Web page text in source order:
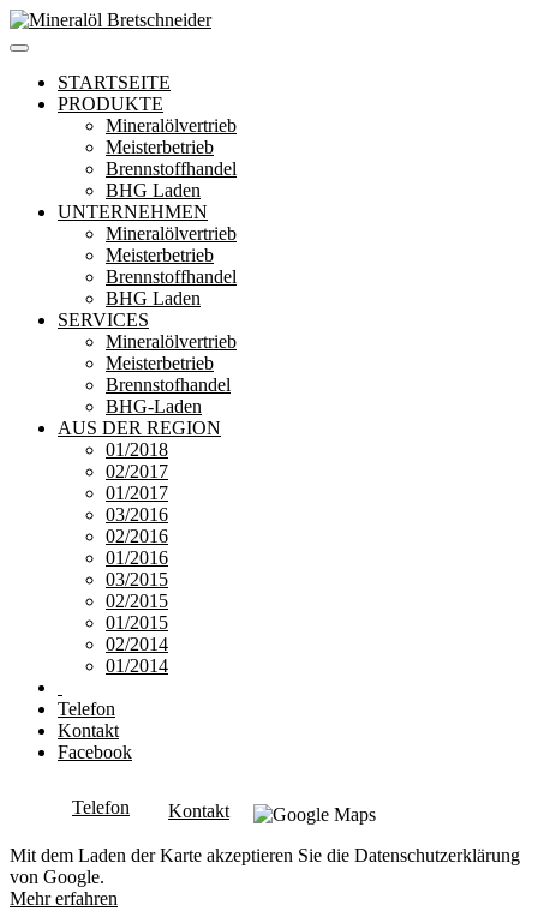
Zum
Inhalt
STARTSEITE
PRODUKTE
Mineralölvertrieb
Meisterbetrieb
Brennstoffhandel
BHG Laden
UNTERNEHMEN
Mineralölvertrieb
Meisterbetrieb
Brennstoffhandel
BHG Laden
SERVICES
Mineralölvertrieb
Meisterbetrieb
Brennstofhandel
BHG-Laden
AUS DER REGION
01/2018
02/2017
01/2017
03/2016
02/2016
01/2016
03/2015
02/2015
01/2015
02/2014
01/2014
Telefon
Kontakt
Facebook
Telefon Kontakt
Mit dem Laden der Karte akzeptieren Sie die Datenschutzerklärung
von Google.
Mehr erfahren